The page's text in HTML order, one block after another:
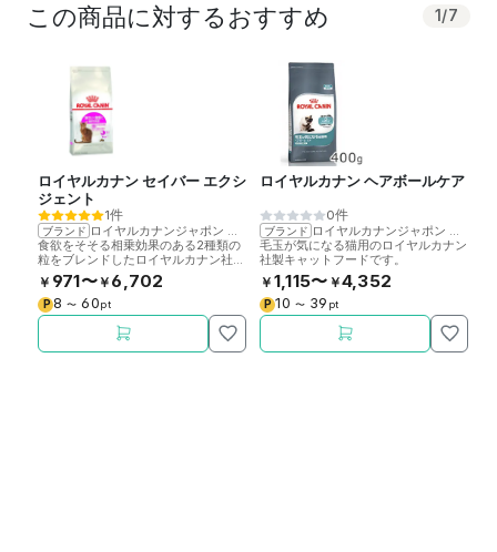
この商品に対するおすすめ 1 /7
ロイヤルカナン セイバー エクシ
ジェント
1件
ブランド ロイヤルカナンジャポン
ロイヤルカナン
食欲をそそる相乗効果のある2種類の
粒をブレンドしたロイヤルカナン社製
キャットフードです。(旧名:ロイヤル
カナン エクシジェント35/30)
￥ 971〜￥ 6,702
P 8 〜 60pt
ロイヤルカナン ヘアボールケア
0件
ブランド ロイヤルカナンジャポン
毛玉が気になる猫用のロイヤルカナン
社製キャットフードです。
￥ 1,115〜 ￥4,352
P 10 〜 39 pt